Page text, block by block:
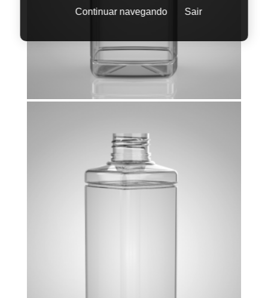
Continuar navegando Sair